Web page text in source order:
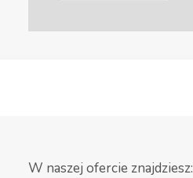
W naszej ofercie znajdziesz: